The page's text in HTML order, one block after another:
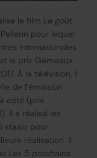
le film Le goût
pour lequel
internationales
le prix Gémeaux
À la télévision, il
de l’émission
côté (prix
Il a réalisé les
stasio pour
réalisation. Il
Les 5 prochains